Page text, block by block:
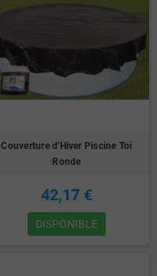
Couverture d'Hiver Piscine Toi
Ronde
42,17 €
DISPONIBLE